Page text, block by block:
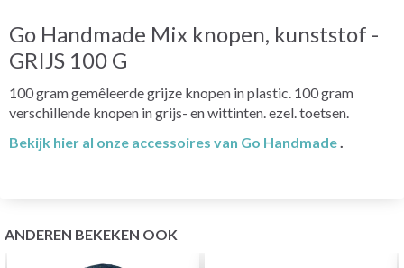
Go Handmade Mix knopen, kunststof -
GRIJS 100 G
100 gram gemêleerde grijze knopen in plastic. 100 gram
verschillende knopen in grijs- en wittinten. ezel. toetsen.
Bekijk hier al onze accessoires van Go Handmade
ANDEREN BEKEKEN OOK